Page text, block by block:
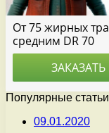
Популярные статьи
09.01.2020